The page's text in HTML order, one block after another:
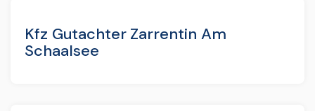
Kfz Gutachter Zarrentin Am
Schaalsee